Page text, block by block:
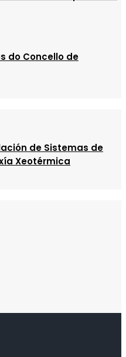
do Concello de
de Sistemas de
Xeotérmica